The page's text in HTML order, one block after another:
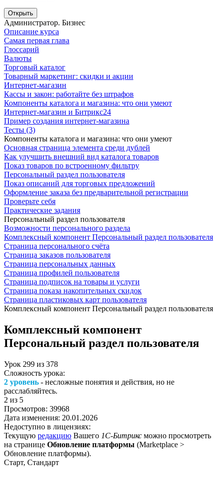
Открыть
Администратор. Бизнес
Описание курса
Самая первая глава
Глоссарий
Валюты
Торговый каталог
Товарный маркетинг: скидки и акции
Интернет-магазин
Кассы и закон: работайте без штрафов
Компоненты каталога и магазина: что они умеют
Интернет-магазин и Битрикс24
Пример создания интернет-магазина
Тесты (3)
Компоненты каталога и магазина: что они умеют
Основная страница элемента среди дублей
Как улучшить внешний вид каталога товаров
Показ товаров по встроенному фильтру
Персональный раздел пользователя
Показ описаний для торговых предложений
Оформление заказа без предварительной регистрации
Проверьте себя
Практические задания
Персональный раздел пользователя
Возможности персонального раздела
Комплексный компонент Персональный раздел пользователя
Страница персонального счёта
Страница заказов пользователя
Страница персональных данных
Страница профилей пользователя
Страница подписок на товары и услуги
Страница показа накопительных скидок
Страница пластиковых карт пользователя
Комплексный компонент Персональный раздел пользователя
Комплексный компонент
Персональный раздел пользователя
Урок 299 из 378
Сложность урока:
2 уровень - несложные понятия и действия, но не
расслабляйтесь.
2 из 5
Просмотров: 39968
Дата изменения: 20.01.2026
Недоступно в лицензиях:
Текущую редакцию Вашего 1С-Битрикс можно просмотреть
на странице Обновление платформы (Marketplace >
Обновление платформы).
Старт, Стандарт